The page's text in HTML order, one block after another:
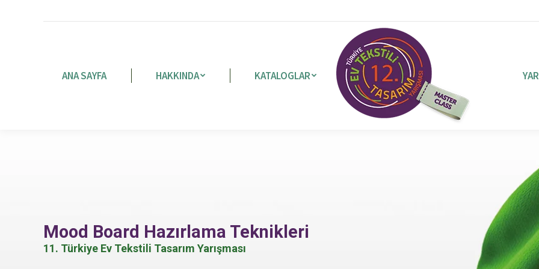
ANA SAYFA HAKKINDA KATALOGLAR
Mood Board Hazırlama Teknikleri
11. Türkiye Ev Tekstili Tasarım Yarışması